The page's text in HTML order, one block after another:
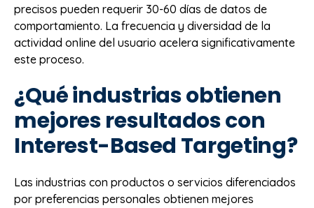
precisos pueden requerir 30-60 días de datos de
comportamiento. La frecuencia y diversidad de la
actividad online del usuario acelera significativamente
este proceso.
¿Qué industrias obtienen
mejores resultados con
Interest-Based Targeting?
Las industrias con productos o servicios diferenciados
por preferencias personales obtienen mejores